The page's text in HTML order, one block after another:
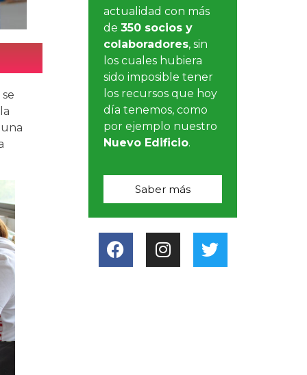
actualidad con más
de350 socios y
colaboradores, sin
los cuales hubiera
sido imposible tener
los recursos que hoy
día tenemos, como
por ejemplo nuestro
Nuevo Edificio.
Saber más